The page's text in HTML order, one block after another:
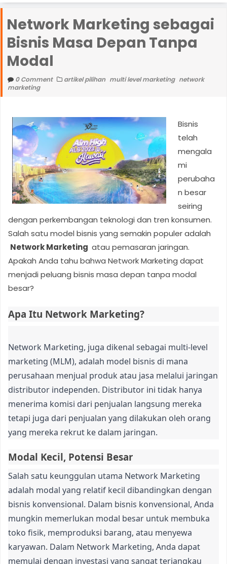
n
u
Network Marketing sebagai
Bisnis Masa Depan Tanpa
Modal
0 Comment artikel pilihan multi level marketing network
marketing
Bisnis
telah
mengala
mi
perubaha
n besar
seiring
dengan perkembangan teknologi dan tren konsumen.
Salah satu model bisnis yang semakin populer adalah
Network Marketing atau pemasaran jaringan.
Apakah Anda tahu bahwa Network Marketing dapat
menjadi peluang bisnis masa depan tanpa modal
besar?
Apa Itu Network Marketing?
Network Marketing, juga dikenal sebagai multi-level
marketing (MLM), adalah model bisnis di mana
perusahaan menjual produk atau jasa melalui jaringan
distributor independen. Distributor ini tidak hanya
menerima komisi dari penjualan langsung mereka
tetapi juga dari penjualan yang dilakukan oleh orang
yang mereka rekrut ke dalam jaringan.
Modal Kecil, Potensi Besar
Salah satu keunggulan utama Network Marketing
adalah modal yang relatif kecil dibandingkan dengan
bisnis konvensional. Dalam bisnis konvensional, Anda
mungkin memerlukan modal besar untuk membuka
toko fisik, memproduksi barang, atau menyewa
karyawan. Dalam Network Marketing, Anda dapat
memulai dengan investasi yang sangat terjangkau